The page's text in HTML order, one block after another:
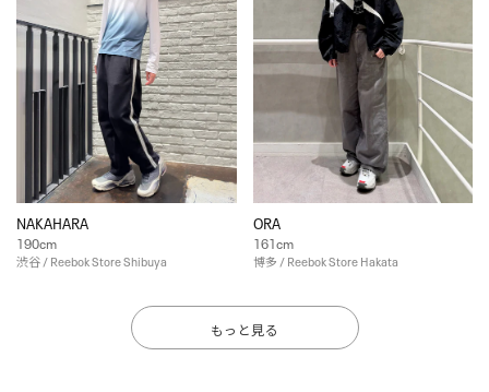
NAKAHARA
190cm
渋谷 / Reebok Store Shibuya
ORA
161cm
博多 / Reebok Store Hakata
もっと見る